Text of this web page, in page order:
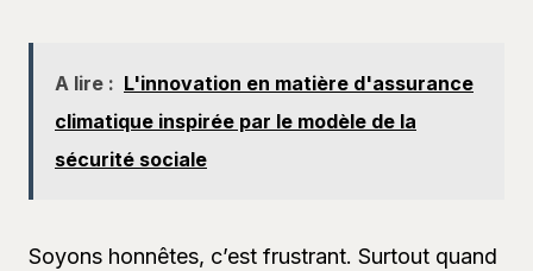
A lire : L'innovation en matière d'assurance
climatique inspirée par le modèle de la
sécurité sociale
Soyons honnêtes, c’est frustrant. Surtout quand